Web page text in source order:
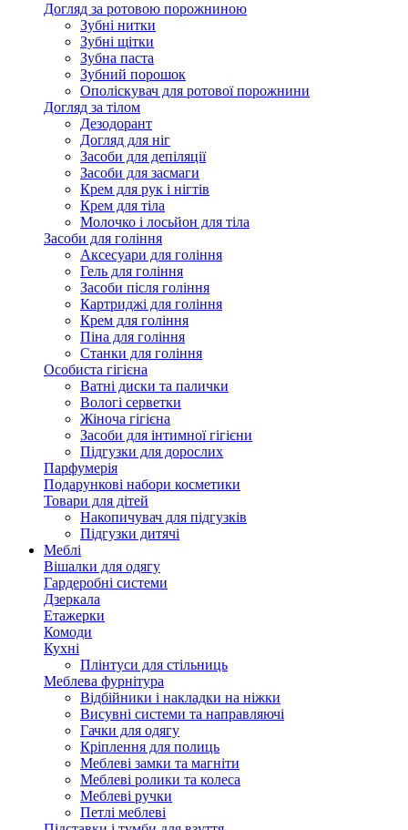
Догляд за ротовою порожниною
Зубні нитки
Зубні щітки
Зубна паста
Зубний порошок
Ополіскувач для ротової порожнини
Догляд за тілом
Дезодорант
Догляд для ніг
Засоби для депіляції
Засоби для засмаги
Крем для рук і нігтів
Крем для тіла
Молочко і лосьйон для тіла
Засоби для гоління
Аксесуари для гоління
Гель для гоління
Засоби після гоління
Картриджі для гоління
Крем для гоління
Піна для гоління
Станки для гоління
Особиста гігієна
Ватні диски та палички
Вологі серветки
Жіноча гігієна
Засоби для інтимної гігієни
Підгузки для дорослих
Парфумерія
Подарункові набори косметики
Товари для дітей
Накопичувач для підгузків
Підгузки дитячі
Меблі
Вішалки для одягу
Гардеробні системи
Дзеркала
Етажерки
Комоди
Кухні
Плінтуси для стільниць
Меблева фурнітура
Відбійники і накладки на ніжки
Висувні системи та направляючі
Гачки для одягу
Кріплення для полиць
Меблеві замки та магніти
Меблеві ролики та колеса
Меблеві ручки
Петлі меблеві